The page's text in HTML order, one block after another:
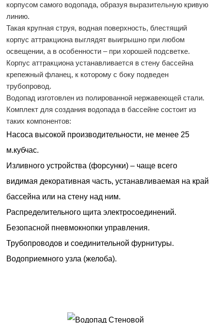
корпусом самого водопада, образуя выразительную кривую
линию.
Такая крупная струя, водная поверхность, блестящий
корпус аттракциона выглядят выигрышно при любом
освещении, а в особенности – при хорошей подсветке.
Корпус аттракциона устанавливается в стену бассейна
крепежный фланец, к которому с боку подведен
трубопровод.
Водопад изготовлен из полированной нержавеющей стали.
Комплект для создания водопада в бассейне состоит из
таких компонентов:
Насоса высокой производительности, не менее 25
м.кубчас.
Изливного устройства (форсунки) – чаще всего
видимая декоративная часть, устанавливаемая на край
бассейна или на стену над ним.
Распределительного щита электросоединений.
Безопасной пневмокнопки управления.
Трубопроводов и соединительной фурнитуры.
Водоприемного узла (желоба).